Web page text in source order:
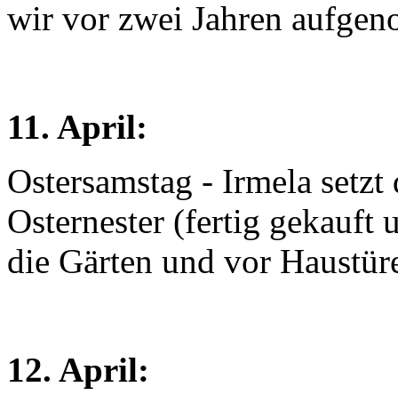
wir vor zwei Jahren
11. April:
Ostersamstag - Irmela
Osternester (fertig gekauft
die Gärten und vor
12. April: